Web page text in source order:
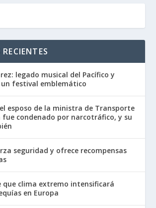
legado musical del Pacífico y
festival emblemático
esposo de la ministra de Transporte
fue condenado por narcotráfico, y su
seguridad y ofrece recompensas
que clima extremo intensificará
en Europa